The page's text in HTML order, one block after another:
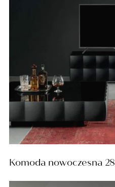
Komoda nowoczesna 28